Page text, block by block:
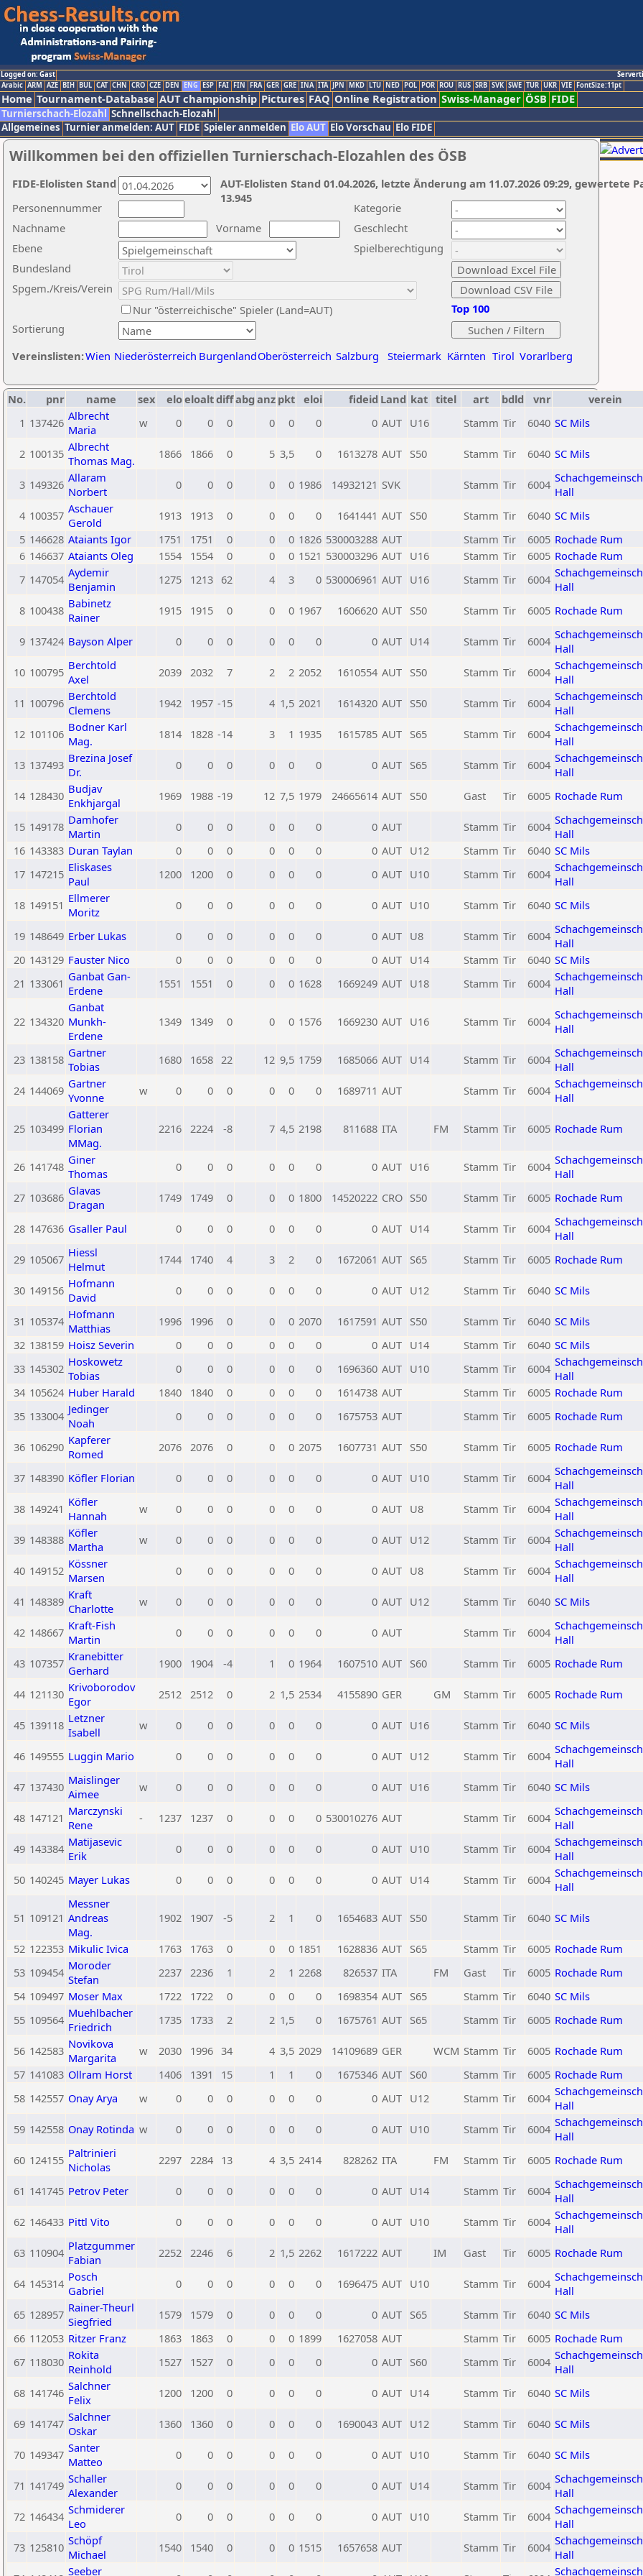
Logged on: Gast
Arabic ARM AZE BIH BUL CAT CHN CRO CZE DEN ENG ESP FAI FIN FRA GER GRE INA ITA JPN MKD LTU NED POL POR ROU RUS SRB SVK SWE TUR UKR VIE FontSize:11pt
Home Tournament-Database AUT championship Pictures FAQ Online Registration Swiss-Manager ÖSB FIDE
Turnierschach-Elozahl Schnellschach-Elozahl
Allgemeines Turnier anmelden: AUT FIDE Spieler anmelden Elo AUT Elo Vorschau Elo FIDE
Willkommen bei den offiziellen Turnierschach-Elozahlen des ÖSB
Nachname
Vorname
Ebene
Kategorie
Sortierung
Personennummer
Bundesland
Spgem./Kreis/Verein
Geschlecht
Nur "österreichische" Spieler (Land=AUT)
Spielberechtigung
Vereinslisten:Wien Niederösterreich BurgenlandOberösterreich Salzburg Steiermark Kärnten Tirol Vorarlberg
Top 100
AUT-Elolisten Stand 01.04.2026, letzte Änderung am 11.07.2026 09:29, gewertete
13.945
FIDE-Elolisten Stand
No. pnr name sex eloeloaltdiffabg anz pkt eloi fideid Land kat titel art bdld vnr
verein
1 137426 Albrecht
Maria
w 0 0 0 0 0 0 0 AUT U16 Stamm Tir 6040 SC Mils
2 100135 Albrecht
Thomas Mag.
1866 1866 0 5 3,5 0 1613278 AUT S50 Stamm Tir 6040 SC Mils
3 149326 Allaram
Norbert
0 0 0 0 0 1986 14932121 SVK Stamm Tir 6004 Hall
4 100357 Aschauer
Gerold
1913 1913 0 0 0 0 1641441 AUT S50 Stamm Tir 6040 SC Mils
5 146628 Ataiants Igor 1751 1751 0 0 0 1826 530003288 AUT Stamm Tir 6005 Rochade Rum
6 146637 Ataiants Oleg 1554 1554 0 0 0 1521 530003296 AUT U16 Stamm Tir 6005 Rochade Rum
7 147054 Aydemir
Benjamin
1275 1213 62 4 3 0 530006961 AUT U16 Stamm Tir 6004 Hall
8 100438 Babinetz
Rainer
1915 1915 0 0 0 1967 1606620 AUT S50 Stamm Tir 6005 Rochade Rum
9 137424 Bayson Alper 0 0 0 0 0 0 0 AUT U14 Stamm Tir 6004 Hall
10 100795 Berchtold
Axel
2039 2032 7 2 2 2052 1610554 AUT S50 Stamm Tir 6004 Hall
11 100796 Berchtold
Clemens
1942 1957 -15 4 1,5 2021 1614320 AUT S50 Stamm Tir 6004 Hall
12 101106 Bodner Karl
Mag.
1814 1828 -14 3 1 1935 1615785 AUT S65 Stamm Tir 6004 Hall
13 137493 Brezina Josef
Dr.
0 0 0 0 0 0 0 AUT S65 Stamm Tir 6004 Hall
14 128430 Budjav
Enkhjargal
1969 1988 -19 12 7,5 1979 24665614 AUT S50 Gast Tir 6005 Rochade Rum
15 149178 Damhofer
Martin
0 0 0 0 0 0 0 AUT Stamm Tir 6004 Hall
16 143383 Duran Taylan 0 0 0 0 0 0 0 AUT U12 Stamm Tir 6040 SC Mils
17 147215 Eliskases
Paul
1200 1200 0 0 0 0 0 AUT U10 Stamm Tir 6004 Hall
18 149151 Ellmerer
Moritz
0 0 0 0 0 0 0 AUT U10 Stamm Tir 6040 SC Mils
19 148649 Erber Lukas 0 0 0 0 0 0 0 AUT U8 Stamm Tir 6004 Hall
20 143129 Fauster Nico 0 0 0 0 0 0 0 AUT U14 Stamm Tir 6040 SC Mils
21 133061 Ganbat Gan-
Erdene
1551 1551 0 0 0 1628 1669249 AUT U18 Stamm Tir 6004 Hall
22 134320
Ganbat
Munkh-
Erdene
1349 1349 0 0 0 1576 1669230 AUT U16 Stamm Tir 6004 Hall
23 138158 Gartner
Tobias
1680 1658 22 12 9,5 1759 1685066 AUT U14 Stamm Tir 6004 Hall
24 144069 Gartner
Yvonne
w 0 0 0 0 0 0 1689711 AUT Stamm Tir 6004 Hall
25 103499
Gatterer
Florian
MMag.
2216 2224 -8 7 4,5 2198 811688 ITA FM Stamm Tir 6005 Rochade Rum
26 141748 Giner
Thomas
0 0 0 0 0 0 0 AUT U16 Stamm Tir 6004 Hall
27 103686 Glavas
Dragan
1749 1749 0 0 0 1800 14520222 CRO S50 Stamm Tir 6005 Rochade Rum
28 147636 Gsaller Paul 0 0 0 0 0 0 0 AUT U14 Stamm Tir 6004 Hall
29 105067 Hiessl
Helmut
1744 1740 4 3 2 0 1672061 AUT S65 Stamm Tir 6005 Rochade Rum
30 149156 Hofmann
David
0 0 0 0 0 0 0 AUT U12 Stamm Tir 6040 SC Mils
31 105374 Hofmann
Matthias
1996 1996 0 0 0 2070 1617591 AUT S50 Stamm Tir 6040 SC Mils
32 138159 Hoisz Severin 0 0 0 0 0 0 0 AUT U14 Stamm Tir 6040 SC Mils
33 145302 Hoskowetz
Tobias
0 0 0 0 0 0 1696360 AUT U10 Stamm Tir 6004 Hall
34 105624 Huber Harald 1840 1840 0 0 0 0 1614738 AUT Stamm Tir 6005 Rochade Rum
35 133004 Jedinger
Noah
0 0 0 0 0 0 1675753 AUT Stamm Tir 6005 Rochade Rum
36 106290 Kapferer
Romed
2076 2076 0 0 0 2075 1607731 AUT S50 Stamm Tir 6005 Rochade Rum
37 148390 Köfler Florian 0 0 0 0 0 0 0 AUT U10 Stamm Tir 6004 Hall
38 149241 Köfler
Hannah
w 0 0 0 0 0 0 0 AUT U8 Stamm Tir 6004 Hall
39 148388 Köfler
Martha
w 0 0 0 0 0 0 0 AUT U12 Stamm Tir 6004 Hall
40 149152 Kössner
Marsen
0 0 0 0 0 0 0 AUT U8 Stamm Tir 6004 Hall
41 148389 Kraft
Charlotte
w 0 0 0 0 0 0 0 AUT U12 Stamm Tir 6040 SC Mils
42 148667 Kraft-Fish
Martin
0 0 0 0 0 0 0 AUT Stamm Tir 6004 Hall
43 107357 Kranebitter
Gerhard
1900 1904 -4 1 0 1964 1607510 AUT S60 Stamm Tir 6005 Rochade Rum
44 121130 Krivoborodov
Egor
2512 2512 0 2 1,5 2534 4155890 GER GM Stamm Tir 6005 Rochade Rum
45 139118 Letzner
Isabell
w 0 0 0 0 0 0 0 AUT U16 Stamm Tir 6040 SC Mils
46 149555 Luggin Mario 0 0 0 0 0 0 0 AUT U12 Stamm Tir 6004 Hall
47 137430 Maislinger
Aimee
w 0 0 0 0 0 0 0 AUT U16 Stamm Tir 6040 SC Mils
48 147121 Marczynski
Rene
- 1237 1237 0 0 0 0 530010276 AUT Stamm Tir 6004 Hall
49 143384 Matijasevic
Erik
0 0 0 0 0 0 0 AUT U10 Stamm Tir 6004 Hall
50 140245 Mayer Lukas 0 0 0 0 0 0 0 AUT U14 Stamm Tir 6004 Hall
51 109121
Messner
Andreas
Mag.
1902 1907 -5 2 1 0 1654683 AUT S50 Stamm Tir 6040 SC Mils
52 122353 Mikulic Ivica 1763 1763 0 0 0 1851 1628836 AUT S65 Stamm Tir 6005 Rochade Rum
53 109454 Moroder
Stefan
2237 2236 1 2 1 2268 826537 ITA FM Gast Tir 6005 Rochade Rum
54 109497 Moser Max 1722 1722 0 0 0 0 1698354 AUT S65 Stamm Tir 6040 SC Mils
55 109564 Muehlbacher
Friedrich
1735 1733 2 2 1,5 0 1675761 AUT S65 Stamm Tir 6005 Rochade Rum
56 142583 Novikova
Margarita
w 2030 1996 34 4 3,5 2029 14109689 GER WCM Stamm Tir 6005 Rochade Rum
57 141083 Ollram Horst 1406 1391 15 1 1 0 1675346 AUT S60 Stamm Tir 6005 Rochade Rum
58 142557 Onay Arya w 0 0 0 0 0 0 0 AUT U12 Stamm Tir 6004 Hall
59 142558 Onay Rotinda w 0 0 0 0 0 0 0 AUT U10 Stamm Tir 6004 Hall
60 124155 Paltrinieri
Nicholas
2297 2284 13 4 3,5 2414 828262 ITA FM Stamm Tir 6005 Rochade Rum
61 141745 Petrov Peter 0 0 0 0 0 0 0 AUT U14 Stamm Tir 6004 Hall
62 146433 Pittl Vito 0 0 0 0 0 0 0 AUT U10 Stamm Tir 6004 Hall
63 110904 Platzgummer
Fabian
2252 2246 6 2 1,5 2262 1617222 AUT IM Gast Tir 6005 Rochade Rum
64 145314 Posch
Gabriel
0 0 0 0 0 0 1696475 AUT U10 Stamm Tir 6004 Hall
65 128957 Rainer-Theurl
Siegfried
1579 1579 0 0 0 0 0 AUT S65 Stamm Tir 6040 SC Mils
66 112053 Ritzer Franz 1863 1863 0 0 0 1899 1627058 AUT Stamm Tir 6005 Rochade Rum
67 118030 Rokita
Reinhold
1527 1527 0 0 0 0 0 AUT S60 Stamm Tir 6004 Hall
68 141746 Salchner
Felix
1200 1200 0 0 0 0 0 AUT U14 Stamm Tir 6040 SC Mils
69 141747 Salchner
Oskar
1360 1360 0 0 0 0 1690043 AUT U12 Stamm Tir 6040 SC Mils
70 149347 Santer
Matteo
0 0 0 0 0 0 0 AUT U10 Stamm Tir 6040 SC Mils
71 141749 Schaller
Alexander
0 0 0 0 0 0 0 AUT U14 Stamm Tir 6004 Hall
72 146434 Schmiderer
Leo
0 0 0 0 0 0 0 AUT U10 Stamm Tir 6004 Hall
73 125810 Schöpf
Michael
1540 1540 0 0 0 1515 1657658 AUT Stamm Tir 6004 Hall
Seeber